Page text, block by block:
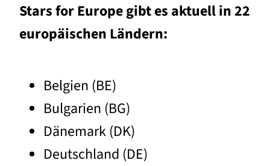
Stars for Europe gibt es aktuell in 22
europäischen Ländern:
Belgien (BE)
Bulgarien (BG)
Dänemark (DK)
Deutschland (DE)